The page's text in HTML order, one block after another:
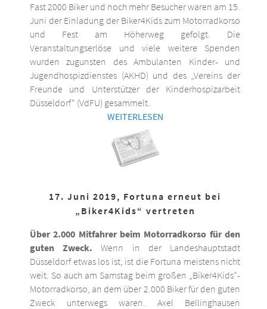
Fast 2000 Biker und noch mehr Besucher waren am 15.
Juni der Einladung der Biker4Kids zum Motorradkorso
und Fest am Höherweg gefolgt. Die
Veranstaltungserlöse und viele weitere Spenden
wurden zugunsten des Ambulanten Kinder- und
Jugendhospizdienstes (AKHD) und des „Vereins der
Freunde und Unterstützer der Kinderhospizarbeit
Düsseldorf“ (VdFU) gesammelt.
WEITERLESEN
17. Juni 2019, Fortuna erneut bei
„Biker4Kids“ vertreten
Über 2.000 Mitfahrer beim Motorradkorso für den
guten Zweck. Wenn in der Landeshauptstadt
Düsseldorf etwas los ist, ist die Fortuna meistens nicht
weit. So auch am Samstag beim großen „Biker4Kids“-
Motorradkorso, an dem über 2.000 Biker für den guten
Zweck unterwegs waren. Axel Bellinghausen